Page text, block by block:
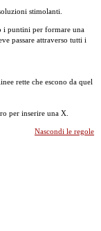
stimolanti.
i puntini per formare una
passare attraverso tutti i
rette che escono da quel
per inserire una X.
Nascondi le regole